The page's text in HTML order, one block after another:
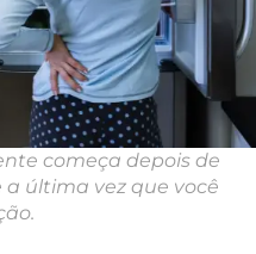
começa depois de
a última vez que você